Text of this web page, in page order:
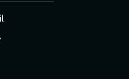
aba)
aba)